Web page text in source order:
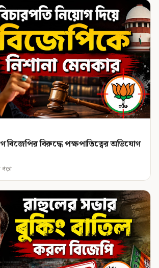
বিজেপির বিরুদ্ধে পক্ষপাতিত্বের অভিযোগ
পড়া